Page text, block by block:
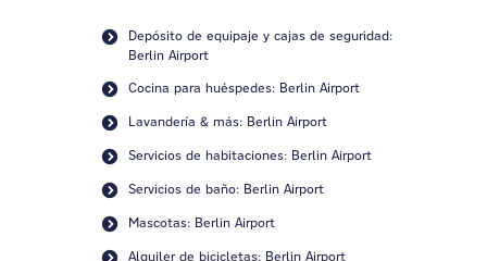
Depósito de equipaje y cajas de seguridad:
Berlin Airport
Cocina para huéspedes: Berlin Airport
Lavandería & más: Berlin Airport
Servicios de habitaciones: Berlin Airport
Servicios de baño: Berlin Airport
Mascotas: Berlin Airport
Alquiler de bicicletas: Berlin Airport